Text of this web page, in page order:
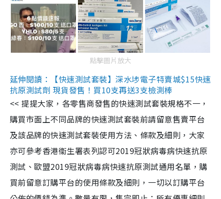
點擊圖片放大
延伸閱讀：【快速測試套裝】深水埗電子特賣城$15快速
抗原測試劑 現貨發售！買10支再送3支檢測棒
<< 提提大家，各零售商發售的快速測試套裝規格不一，
購買市面上不同品牌的快速測試套裝前請留意售賣平台
及該品牌的快速測試套裝使用方法、條款及細則，大家
亦可參考香港衞生署表列認可2019冠狀病毒病快速抗原
測試、歐盟2019冠狀病毒病快速抗原測試通用名單，購
買前留意訂購平台的使用條款及細則，一切以訂購平台